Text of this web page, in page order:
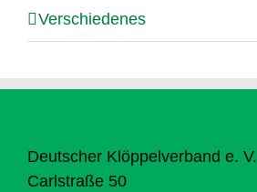
Verschiedenes
Deutscher Klöppelverband e. V.
Carlstraße 50